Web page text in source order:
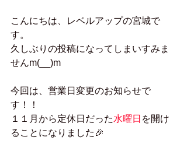
こんにちは、レベルアップの宮城で
す。
久しぶりの投稿になってしまいすみま
せんm(__)m
今回は、営業日変更のお知らせで
す！！
１１月から定休日だった水曜日 を開け
ることになりました🎉